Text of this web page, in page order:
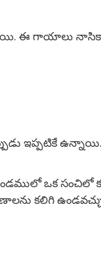
ఈ గాయాలు నాసికా
ఇప్పటికే
ఒక సంచిలో
కలిగి